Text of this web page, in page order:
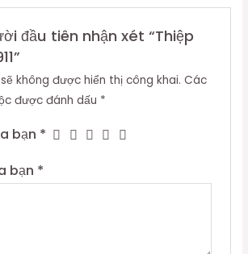
đầu tiên nhận xét “Thiệp
không được hiển thị công khai. Các
được đánh dấu *
bạn *
bạn *